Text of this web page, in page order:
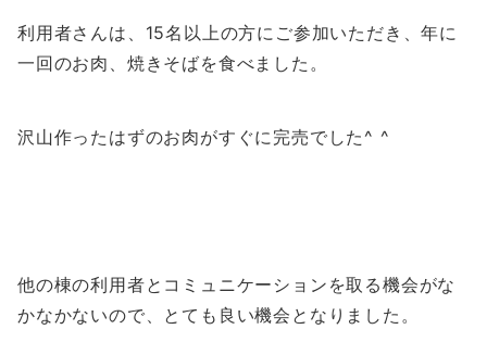
利用者さんは、15名以上の方にご参加いただき、年に
一回のお肉、焼きそばを食べました。
沢山作ったはずのお肉がすぐに完売でした^ ^
他の棟の利用者とコミュニケーションを取る機会がな
かなかないので、とても良い機会となりました。